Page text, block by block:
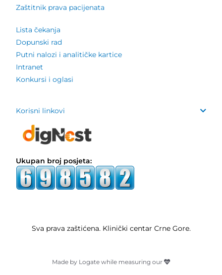
Zaštitnik prava pacijenata
Lista čekanja
Dopunski rad
Putni nalozi i analitičke kartice
Intranet
Konkursi i oglasi
Korisni linkovi
Ukupan broj posjeta:
Sva prava zaštićena. Klinički centar Crne Gore.
Made by Logate while measuring our